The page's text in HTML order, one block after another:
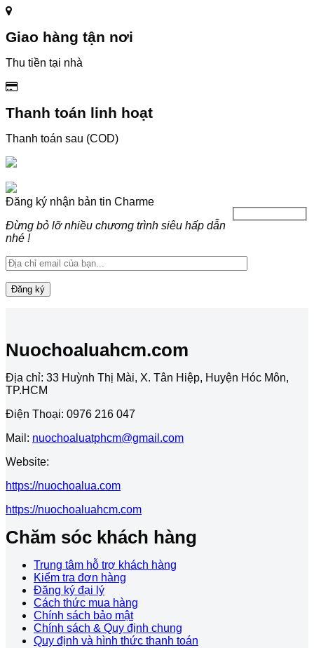
Giao hàng tận nơi
Thu tiền tại nhà
Thanh toán linh hoạt
Thanh toán sau (COD)
Đăng ký nhận bản tin Charme
Đừng bỏ lỡ nhiều chương trình siêu hấp dẫn
nhé !
Nuochoaluahcm.com
Địa chỉ: 33 Huỳnh Thị Mài, X. Tân Hiệp, Huyện Hóc Môn,
TP.HCM
Điện Thoại: 0976 216 047
Mail: nuochoaluatphcm@gmail.com
Website:
https://nuochoalua.com
https://nuochoaluahcm.com
Chăm sóc khách hàng
Trung tâm hỗ trợ khách hàng
Kiểm tra đơn hàng
Đăng ký đại lý
Cách thức mua hàng
Chính sách bảo mật
Chính sách & Quy định chung
Quy định và hình thức thanh toán